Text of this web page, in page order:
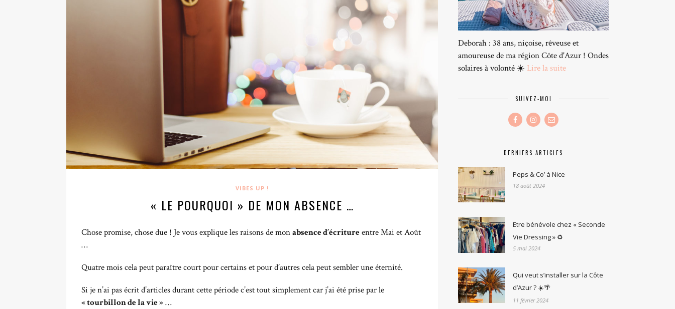
VIBES UP !
« LE POURQUOI » DE MON ABSENCE …
Chose promise, chose due ! Je vous explique les raisons de monabsence d’écritureentre Mai et Août
…
Quatre mois cela peut paraître court pour certains et pour d’autres cela peut sembler une éternité.
Si je n’ai pas écrit d’articles durant cette période c’est tout simplement car j’ai été prise par le
« tourbillon de la vie »…
Deborah : 38 ans, niçoise, rêveuse et
amoureuse de ma région Côte d'Azur ! Ondes
solaires à volonté ☀️ Lire la suite
SUIVEZ-MOI
DERNIERS ARTICLES
Peps & Co’ à Nice
18 août 2024
Etre bénévole chez « Seconde
Vie Dressing » ♻️
5 mai 2024
Qui veut s’installer sur la Côte
d’Azur ? ☀️🌴
11 février 2024